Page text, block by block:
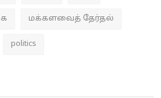
மக்களவைத் தேர்தல்
politics